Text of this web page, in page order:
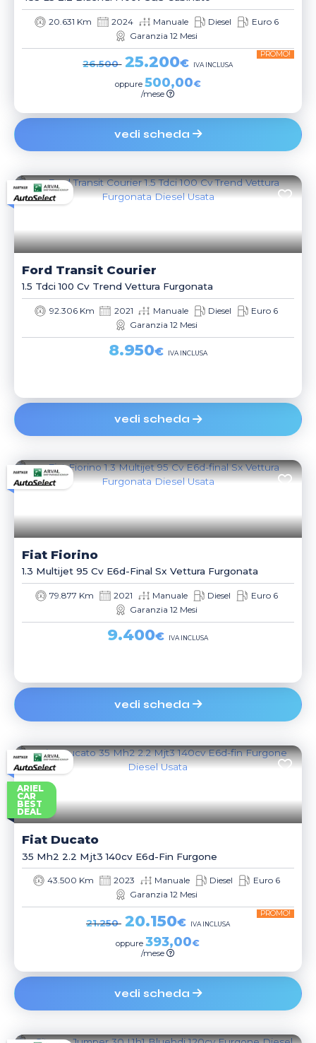
20.631 Km 2024 Manuale Diesel
Euro 6
Garanzia 12 Mesi
26.500 25.200€
PROMO!
IVA INCLUSA
oppure 500,00€
/mese
vedi scheda
Ford Transit Courier
1.5 Tdci 100 Cv Trend Vettura Furgonata
92.306 Km 2021 Manuale Diesel
Euro 6
Garanzia 12 Mesi
8.950€ IVA INCLUSA
vedi scheda
Fiat Fiorino
1.3 Multijet 95 Cv E6d-Final Sx Vettura Furgonata
79.877 Km 2021 Manuale Diesel
Euro 6
Garanzia 12 Mesi
9.400€ IVA INCLUSA
vedi scheda
ARIEL
CAR
BEST
DEAL
Fiat Ducato
35 Mh2 2.2 Mjt3 140cv E6d-Fin Furgone
43.500 Km 2023 Manuale Diesel
Euro 6
Garanzia 12 Mesi
21.250 20.150€
PROMO!
IVA INCLUSA
oppure393,00€
/mese
vedi scheda